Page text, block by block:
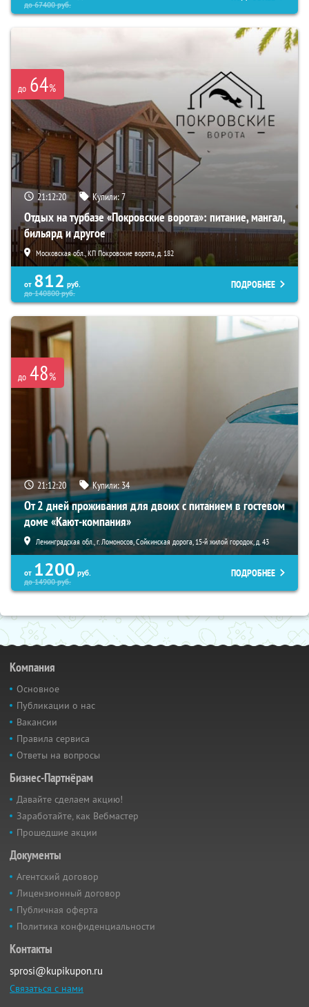
до67400руб.
до 64%
21:12:19 Купили:7
Отдых на турбазе «Покровские ворота»: питание, мангал,
бильярд и другое
Московская обл., КП Покровские ворота, д. 182
от 812 руб.
до140800руб.
ПОДРОБНЕЕ
до 48%
21:12:19 Купили:34
От 2 дней проживания для двоих с питанием в гостевом
доме «Кают-компания»
Ленинградская обл., г. Ломоносов, Сойкинская дорога, 15-й жилой городок, д. 43
от 1200 руб.
до14900руб.
ПОДРОБНЕЕ
Компания
Основное
Публикации о нас
Вакансии
Правила сервиса
Ответы на вопросы
Бизнес-Партнёрам
Давайте сделаем акцию!
Заработайте, как Вебмастер
Прошедшие акции
Документы
Агентский договор
Лицензионный договор
Публичная оферта
Политика конфиденциальности
Контакты
sprosi@kupikupon.ru
Связаться с нами